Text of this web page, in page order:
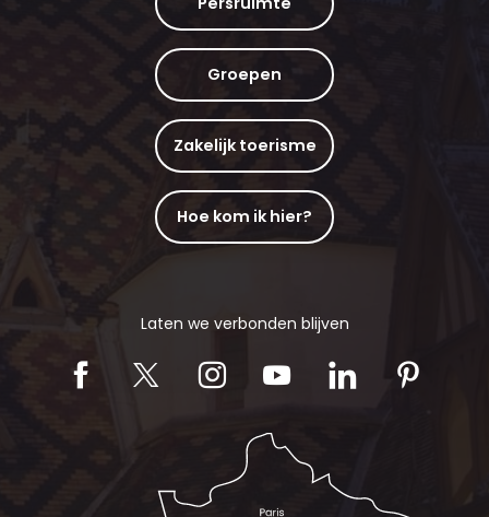
Groepen
Zakelijk toerisme
Hoe kom ik hier?
Laten we verbonden blijven